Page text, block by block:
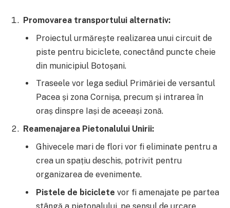
Promovarea transportului alternativ:
Proiectul urmărește realizarea unui circuit de
piste pentru biciclete, conectând puncte cheie
din municipiul Botoșani.
Traseele vor lega sediul Primăriei de versantul
Pacea și zona Cornișa, precum și intrarea în
oraș dinspre Iași de aceeași zonă.
Reamenajarea Pietonalului Unirii:
Ghivecele mari de flori vor fi eliminate pentru a
crea un spațiu deschis, potrivit pentru
organizarea de evenimente.
Pistele de biciclete vor fi amenajate pe partea
stângă a pietonalului, pe sensul de urcare